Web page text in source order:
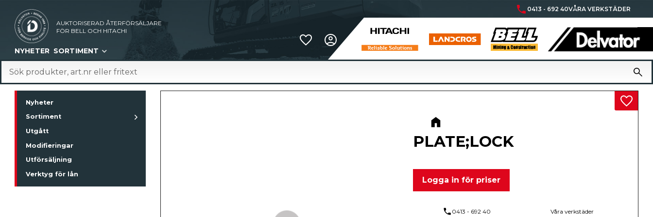
phone 0413 - 692 40VÅRA VERKSTÄDER
AUKTORISERAD ÅTERFÖRSÄLJARE
FÖR BELL OCH HITACHI
Favoriter
NYHETER SORTIMENT
PLATE;LOCK
Logga in för priser
Lägg
phone 0413 - 692 40 Våra verkstäder
Nyheter
Sortiment
Utgått
Modifieringar
Utförsäljning
Verktyg för lån